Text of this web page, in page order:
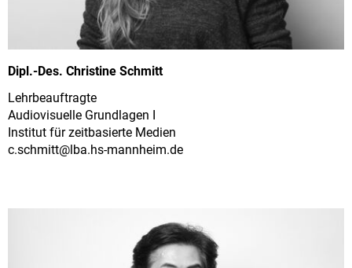
Dipl.-Des. Christine Schmitt
Lehrbeauftragte
Audiovisuelle Grundlagen I
Institut für zeitbasierte Medien
c.schmitt@lba.hs-mannheim.de